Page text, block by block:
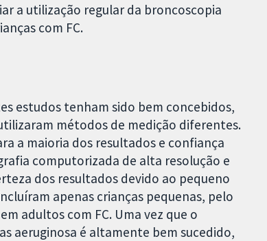
a utilização regular da broncoscopia
com FC.
estudos tenham sido bem concebidos,
métodos de medição diferentes.
a maioria dos resultados e confiança
computorizada de alta resolução e
dos resultados devido ao pequeno
apenas crianças pequenas, pelo
adultos com FC. Uma vez que o
aeruginosa é altamente bem sucedido,